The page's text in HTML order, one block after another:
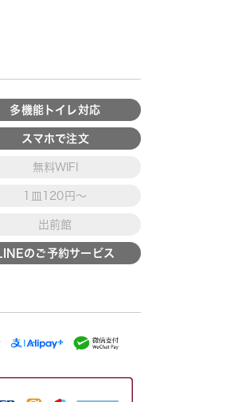
多機能トイレ対応
スマホで注文
無料WIFI
1皿120円～
出前館
LINEのご予約サービス